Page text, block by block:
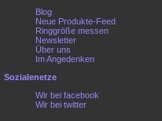
Blog
Neue Produkte-Feed
Ringgröße messen
Newsletter
Über uns
Im Angedenken
Sozialenetze
Wir bei facebook
Wir bei twitter